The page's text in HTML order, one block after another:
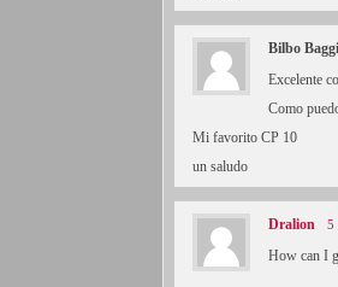
Bilbo
Excelente
Como
Mi favorito CP 10
un saludo
Dralion 5
How can I